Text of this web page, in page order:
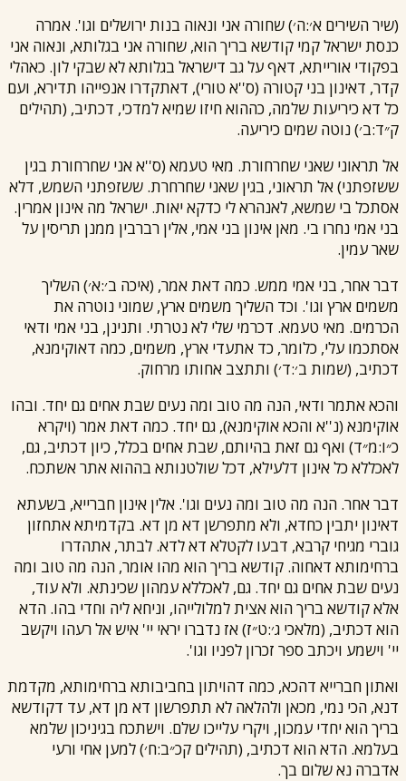
(שיר השירים א׳:ה׳) שחורה אני ונאוה בנות ירושלים וגו'. אמרה
כנסת ישראל קמי קודשא בריך הוא, שחורה אני בגלותא, ונאוה אני
בפקודי אורייתא, דאף על גב דישראל בגלותא לא שבקי לון. כאהלי
קדר, דאינון בני קטורה (ס''א טורי), דאתקדרו אנפייהו תדירא, ועם
כל דא כיריעות שלמה, כההוא חיזו שמיא למדכי, דכתיב, (תהילים
ק״ד:ב׳) נוטה שמים כיריעה.
אל תראוני שאני שחרחורת. מאי טעמא (ס''א אני שחרחורת בגין
ששזפתני) אל תראוני, בגין שאני שחרחרת. ששזפתני השמש, דלא
אסתכל בי שמשא, לאנהרא לי כדקא יאות. ישראל מה אינון אמרין.
בני אמי נחרו בי. מאן אינון בני אמי, אלין רברבין ממנן תריסין על
שאר עמין.
דבר אחר, בני אמי ממש. כמה דאת אמר, (איכה ב׳:א׳) השליך
משמים ארץ וגו'. וכד השליך משמים ארץ, שמוני נוטרה את
הכרמים. מאי טעמא. דכרמי שלי לא נטרתי. ותנינן, בני אמי ודאי
אסתכמו עלי, כלומר, כד אתעדי ארץ, משמים, כמה דאוקימנא,
דכתיב, (שמות ב׳:ד׳) ותתצב אחותו מרחוק.
והכא אתמר ודאי, הנה מה טוב ומה נעים שבת אחים גם יחד. ובהו
אוקימנא (נ''א והכא אוקימנא), גם יחד. כמה דאת אמר (ויקרא
כ״ו:מ״ד) ואף גם זאת בהיותם, שבת אחים בכלל, כיון דכתיב, גם,
לאכללא כל אינון דלעילא, דכל שולטנותא בההוא אתר אשתכח.
דבר אחר. הנה מה טוב ומה נעים וגו'. אלין אינון חברייא, בשעתא
דאינון יתבין כחדא, ולא מתפרשן דא מן דא. בקדמיתא אתחזון
גוברי מגיחי קרבא, דבעו לקטלא דא לדא. לבתר, אתהדרו
ברחימותא דאחוה. קודשא בריך הוא מהו אומר, הנה מה טוב ומה
נעים שבת אחים גם יחד. גם, לאכללא עמהון שכינתא. ולא עוד,
אלא קודשא בריך הוא אצית למלולייהו, וניחא ליה וחדי בהו. הדא
הוא דכתיב, (מלאכי ג׳:ט״ז) אז נדברו יראי יי' איש אל רעהו ויקשב
יי' וישמע ויכתב ספר זכרון לפניו וגו'.
ואתון חברייא דהכא, כמה דהויתון בחביבותא ברחימותא, מקדמת
דנא, הכי נמי, מכאן ולהלאה לא תתפרשון דא מן דא, עד דקודשא
בריך הוא יחדי עמכון, ויקרי עלייכו שלם. וישתכח בגיניכון שלמא
בעלמא. הדא הוא דכתיב, (תהילים קכ״ב:ח׳) למען אחי ורעי
אדברה נא שלום בך.